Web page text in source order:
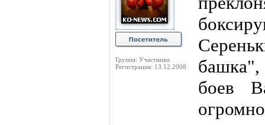
Группа: Участники
Регистрация: 13.12.2008
боев